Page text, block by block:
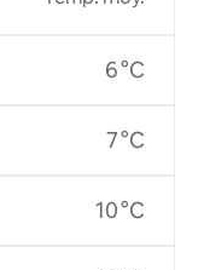
6 °C
7 °C
10 °C